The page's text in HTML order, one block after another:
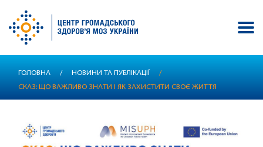
основного
ГОЛОВНА / НОВИНИ ТА ПУБЛІКАЦІЇ
/
СКАЗ: ЩО ВАЖЛИВО ЗНАТИ І ЯК ЗАХИСТИТИ СВОЄ ЖИТТЯ